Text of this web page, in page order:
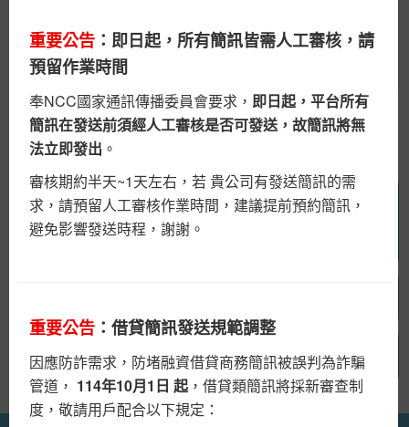
【簡訊廣播站】將於5/23 23:00 至 5/24 07:00進行系統
維護作業，維護期間 關閉線上購點 及 訂單查詢功能，造
成不便敬請見諒。
重要公告
配合政府「普發現金 1 萬元」政策，簡訊防詐精進攔阻措
施
依國家通訊傳播委員會（NCC）114年11月7日會議決
議，自114年11月份起，三大電信業者會針對「普發現金
金 1 萬元」相關或類似之文字，避免簡訊無法送達。
重要公告
因應主管機關針對借貸簡訊要求，即日起簡訊廣播站將依
常見Q&A 廣播站功能介紹
查看 簡訊價格表
公告-個人資料保護法之規定說明
重要公告 ：即日起，所有簡訊皆需人工審核，請
預留作業時間
奉NCC國家通訊傳播委員會要求， 即日起，平台所有
簡訊在發送前須經人工審核是否可發送，故簡訊將無
法立即發出 。
審核期約半天~1天左右，若 貴公司有發送簡訊的需
求，請預留人工審核作業時間，建議提前預約簡訊，
避免影響發送時程，謝謝。
重要公告 ：借貸簡訊發送規範調整
因應防詐需求，防堵融資借貸商務簡訊被誤判為詐騙
管道， 114年10月1日 起，借貸類簡訊將採新審查制
度，敬請用戶配合以下規定：